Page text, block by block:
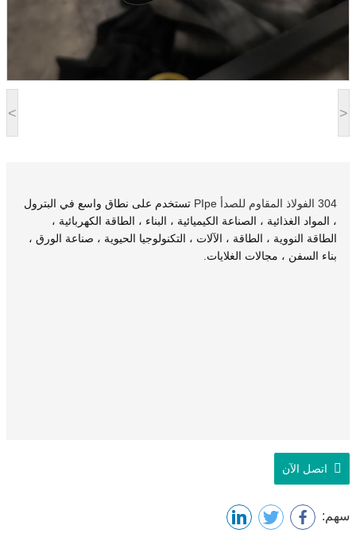
< >
304 الفولاذ المقاوم للصدأ PIpe
تستخدم على نطاق واسع في البترول
، المواد الغذائية ، الصناعة الكيميائية ، البناء ، الطاقة الكهربائية ،
الطاقة النووية ، الطاقة ، الآلات ، التكنولوجيا الحيوية ، صناعة الورق ،
بناء السفن ، مجالات الغلايات.
اتصل الآن
سهم: